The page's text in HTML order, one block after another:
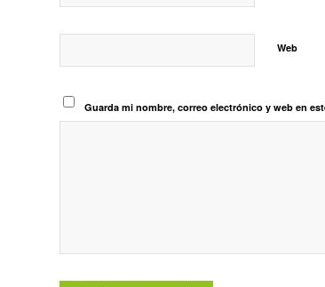
Web
Guarda mi nombre, correo electrónico y web en